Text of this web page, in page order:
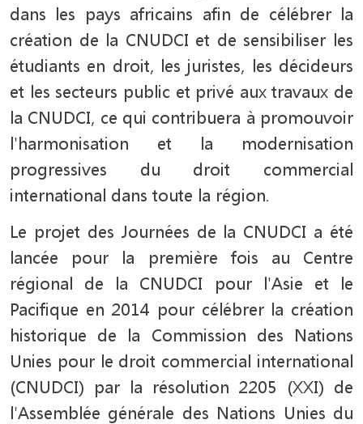
dans les pays africains afin de célébrer la
création de la CNUDCI et de sensibiliser les
étudiants en droit, les juristes, les décideurs
et les secteurs public et privé aux travaux de
la CNUDCI, ce qui contribuera à promouvoir
l'harmonisation et la modernisation
progressives du droit commercial
international dans toute la région.
Le projet des Journées de la CNUDCI a été
lancée pour la première fois au Centre
régional de la CNUDCI pour l'Asie et le
Pacifique en 2014 pour célébrer la création
historique de la Commission des Nations
Unies pour le droit commercial international
(CNUDCI) par la résolution 2205 (XXI) de
l'Assemblée générale des Nations Unies du